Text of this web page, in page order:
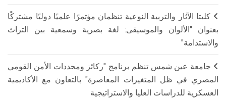
كليتا الآثار والتربية النوعية تنظمان مؤتمرًا علميًا دوليًا مشتركًا
بعنوان "الألوان والموسيقى: لغة بصرية وسمعية بين التراث
والاستدامة"
جامعة عين شمس تنظم برنامج "ركائز ومحددات الأمن القومي
المصري في ظل المتغيرات المعاصرة" بالتعاون مع الأكاديمية
العسكرية للدراسات العليا والاستراتيجية